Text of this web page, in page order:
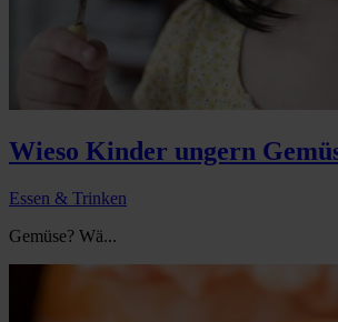
Wieso Kinder ungern
Essen & Trinken
Gemüse? Wä...